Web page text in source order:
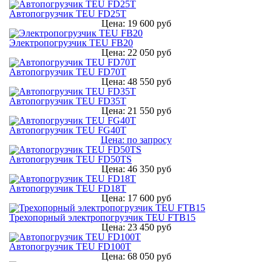
Автопогрузчик TEU FD25T
Цена: 19 600 руб
Электропогрузчик TEU FB20
Цена: 22 050 руб
Автопогрузчик TEU FD70T
Цена: 48 550 руб
Автопогрузчик TEU FD35T
Цена: 21 550 руб
Автопогрузчик TEU FG40T
Цена: по запросу
Автопогрузчик TEU FD50TS
Цена: 46 350 руб
Автопогрузчик TEU FD18T
Цена: 17 600 руб
Трехопорный электропогрузчик TEU FTB15
Цена: 23 450 руб
Автопогрузчик TEU FD100T
Цена: 68 050 руб